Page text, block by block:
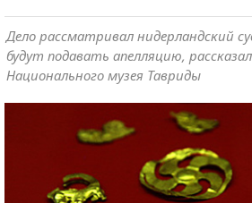
Дело рассматривал нидерландский
будут подавать апелляцию,
Национального музея Тавриды